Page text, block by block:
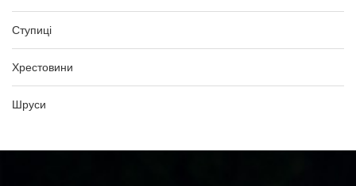
Ступиці
Хрестовини
Шруси